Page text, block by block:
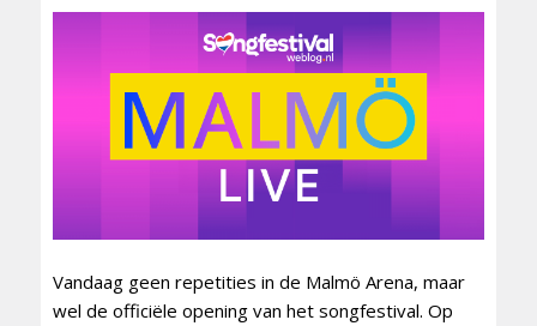
Vandaag geen repetities in de Malmö Arena, maar
wel de officiële opening van het songfestival. Op